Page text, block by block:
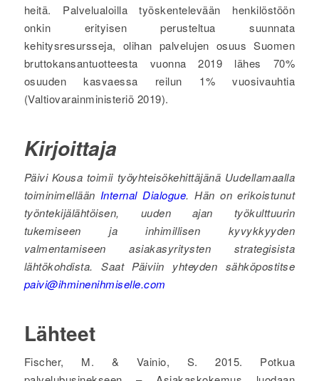
heitä. Palvelualoilla työskentelevään henkilöstöön
onkin erityisen perusteltua suunnata
kehitysresursseja, olihan palvelujen osuus Suomen
bruttokansantuotteesta vuonna 2019 lähes 70%
osuuden kasvaessa reilun 1% vuosivauhtia
(Valtiovarainministeriö 2019).
Kirjoittaja
Päivi Kousa toimii työyhteisökehittäjänä Uudellamaalla
toiminimellään Internal Dialogue. Hän on erikoistunut
työntekijälähtöisen, uuden ajan työkulttuurin
tukemiseen ja inhimillisen kyvykkyyden
valmentamiseen asiakasyritysten strategisista
lähtökohdista. Saat Päiviin yhteyden sähköpostitse
paivi@ihminenihmiselle.com
Lähteet
Fischer, M. & Vainio, S. 2015. Potkua